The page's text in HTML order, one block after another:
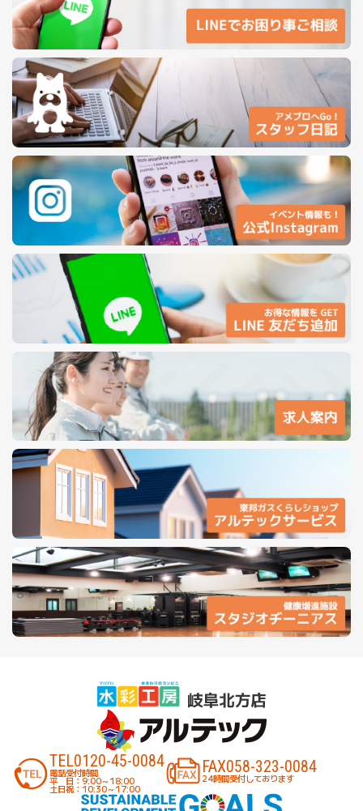
TEL0120-45-0084
電話受付時間
平 日：9:00～18:00
土日祝：10:30～17:00
FAX058-323-0084
24時間受付しております